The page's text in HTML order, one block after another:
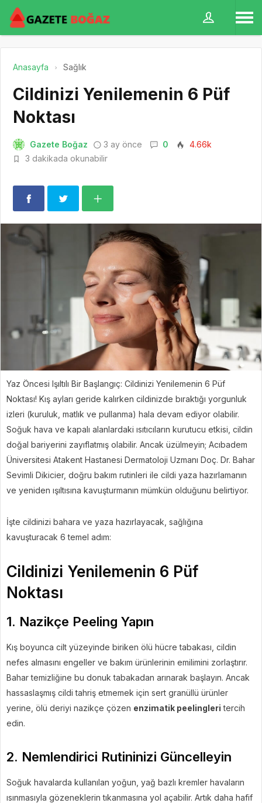
Anasayfa Sağlık
Cildinizi Yenilemenin 6 Püf
Noktası
Gazete Boğaz 3 ay önce 0
4.66k
3 dakikada okunabilir
Yaz Öncesi Işıltılı Bir Başlangıç: Cildinizi Yenilemenin 6 Püf
Noktası! Kış ayları geride kalırken cildinizde bıraktığı yorgunluk
izleri (kuruluk, matlık ve pullanma) hala devam ediyor olabilir.
Soğuk hava ve kapalı alanlardaki ısıtıcıların kurutucu etkisi, cildin
doğal bariyerini zayıflatmış olabilir. Ancak üzülmeyin; Acıbadem
Üniversitesi Atakent Hastanesi Dermatoloji Uzmanı Doç. Dr. Bahar
Sevimli Dikicier, doğru bakım rutinleri ile cildi yaza hazırlamanın
ve yeniden ışıltısına kavuşturmanın mümkün olduğunu belirtiyor.
İşte cildinizi bahara ve yaza hazırlayacak, sağlığına
kavuşturacak 6 temel adım:
Cildinizi Yenilemenin 6 Püf
Noktası
1. Nazikçe Peeling Yapın
Kış boyunca cilt yüzeyinde biriken ölü hücre tabakası, cildin
nefes almasını engeller ve bakım ürünlerinin emilimini zorlaştırır.
Bahar temizliğine bu donuk tabakadan arınarak başlayın. Ancak
hassaslaşmış cildi tahriş etmemek için sert granüllü ürünler
yerine, ölü deriyi nazikçe çözen enzimatik peelingleri tercih
edin.
2. Nemlendirici Rutininizi Güncelleyin
Soğuk havalarda kullanılan yoğun, yağ bazlı kremler havaların
ısınmasıyla gözeneklerin tıkanmasına yol açabilir. Artık daha hafif